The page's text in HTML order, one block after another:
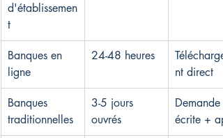
d'établissemen
t
Banques en
ligne
24-48 heures
nt direct
Banques
traditionnelles
3-5 jours
ouvrés
Demande
écrite +